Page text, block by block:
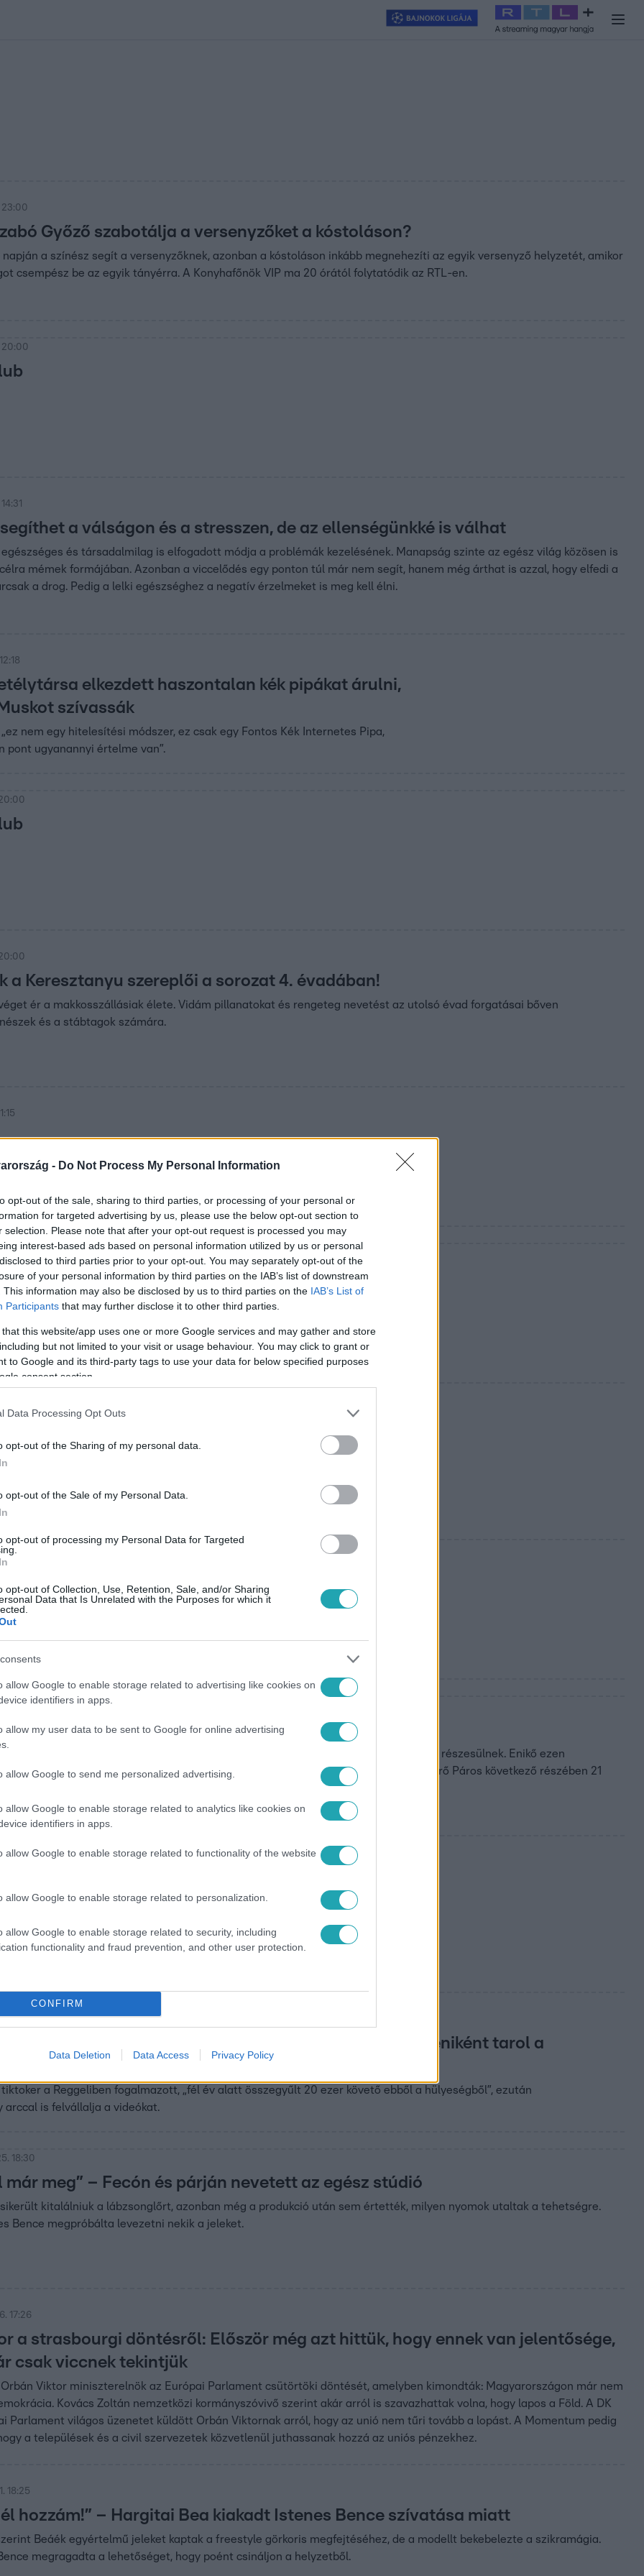
- Do Not Process My Personal Information
opt-out of the sale, sharing to third parties, or processing of your personal or
for targeted advertising by us, please use the below opt-out section to
selection. Please note that after your opt-out request is processed you may
interest-based ads based on personal information utilized by us or personal
to third parties prior to your opt-out. You may separately opt-out of the
of your personal information by third parties on the IAB’s list of downstream
This information may also be disclosed by us to third parties on the IAB’s List of
Participants that may further disclose it to other third parties.
that this website/app uses one or more Google services and may gather and store
but not limited to your visit or usage behaviour. You may click to grant or
to Google and its third-party tags to use your data for below specified purposes
consent section.
Data Processing Opt Outs
opt-out of the Sharing of my personal data.
opt-out of the Sale of my Personal Data.
opt-out of processing my Personal Data for Targeted
opt-out of Collection, Use, Retention, Sale, and/or Sharing
Data that Is Unrelated with the Purposes for which it
allow Google to enable storage related to advertising like cookies on
identifiers in apps.
allow my user data to be sent to Google for online advertising
allow Google to send me personalized advertising.
allow Google to enable storage related to analytics like cookies on
identifiers in apps.
allow Google to enable storage related to functionality of the website
allow Google to enable storage related to personalization.
allow Google to enable storage related to security, including
functionality and fraud prevention, and other user protection.
CONFIRM
Data Deletion Data Access Privacy Policy
Exek csatája 2026 Celeb vagyok, ments ki innen
23:00
Győző szabotálja a versenyzőket a kóstoláson?
napján a színész segít a versenyzőknek, azonban a kóstoláson inkább megnehezíti az egyik versenyző helyzetét, amikor
csempész be az egyik tányérra. A Konyhafőnök VIP ma 20 órától folytatódik az RTL-en.
20:00
a válságon és a stresszen, de az ellenségünkké is válhat
és társadalmilag is elfogadott módja a problémák kezelésének. Manapság szinte az egész világ közösen is
mémek formájában. Azonban a viccelődés egy ponton túl már nem segít, hanem még árthat is azzal, hogy elfedi a
a drog. Pedig a lelki egészséghez a negatív érzelmeket is meg kell élni.
elkezdett haszontalan kék pipákat árulni,
szívassák
nem egy hitelesítési módszer, ez csak egy Fontos Kék Internetes Pipa,
pont ugyanannyi értelme van”.
a Keresztanyu szereplői a sorozat 4. évadában!
ér a makkosszállásiak élete. Vidám pillanatokat és rengeteg nevetést az utolsó évad forgatásai bőven
és a stábtagok számára.
szívatásból kamu levelet ír Megyeri Csilláéknak
Csilla és Zsolti gyűjtötték a legtöbb pénzt, ezért a következő körben kiváltságban részesülnek. Enikő ezen
levelet ír nekik, hogy megtréfálja őket. Vajon bejön a terve? További részletek a Nyerő Páros következő részében 21
készítésű keksszel próbálta meg levenni Zét a lábáról.Vajon a Jenőhöz
került egy extra hozzávaló is?
7:15
260 ezer követő lett belőle – Kapi Levente Marika néniként tarol a
a Reggeliben fogalmazott, „fél év alatt összegyűlt 20 ezer követő ebből a hülyeségből”, ezután
arccal is felvállalja a videókat.
18:30
már meg” – Fecón és párján nevetett az egész stúdió
kitalálniuk a lábzsonglőrt, azonban még a produkció után sem értették, milyen nyomok utaltak a tehetségre.
Bence megpróbálta levezetni nekik a jeleket.
17:26
a strasbourgi döntésről: Először még azt hittük, hogy ennek van jelentősége,
csak viccnek tekintjük
Viktor miniszterelnök az Európai Parlament csütörtöki döntését, amelyben kimondták: Magyarországon már nem
Kovács Zoltán nemzetközi kormányszóvivő szerint akár arról is szavazhattak volna, hogy lapos a Föld. A DK
Parlament világos üzenetet küldött Orbán Viktornak arról, hogy az unió nem tűri tovább a lopást. A Momentum pedig
a települések és a civil szervezetek közvetlenül juthassanak hozzá az uniós pénzekhez.
18:25
hozzám!” – Hargitai Bea kiakadt Istenes Bence szívatása miatt
Beáék egyértelmű jeleket kaptak a freestyle görkoris megfejtéséhez, de a modellt bekebelezte a szikramágia.
megragadta a lehetőséget, hogy poént csináljon a helyzetből.